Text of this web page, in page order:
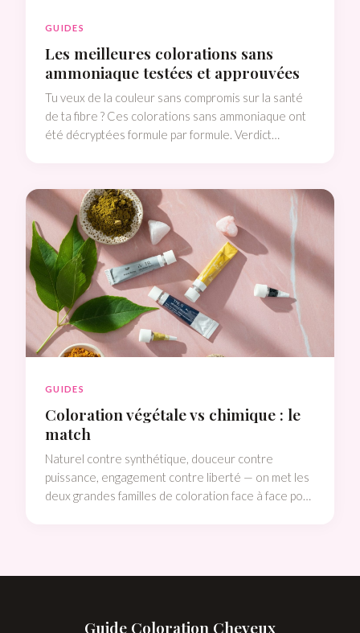
GUIDES
Les meilleures colorations sans
ammoniaque testées et approuvées
Tu veux de la couleur sans compromis sur la santé
de ta fibre ? Ces colorations sans ammoniaque ont
été décryptées formule par formule. Verdict
GUIDES
Coloration végétale vs chimique : le
match
Naturel contre synthétique, douceur contre
puissance, engagement contre liberté — on met les
deux grandes familles de coloration face à face pour
Guide Coloration Cheveux